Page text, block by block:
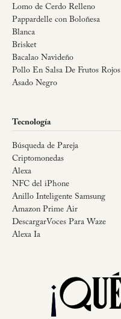
Lomo de Cerdo Relleno
Pappardelle con Boloñesa
Blanca
Brisket
Bacalao Navideño
Pollo En Salsa De Frutos Rojos
Asado Negro
Tecnología
Búsqueda de Pareja
Criptomonedas
Alexa
NFC del iPhone
Anillo Inteligente Samsung
Amazon Prime Air
DescargarVoces Para Waze
Alexa Ia